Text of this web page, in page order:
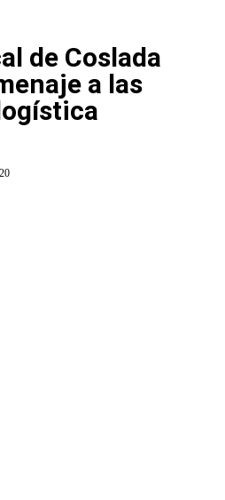
de Coslada
a las